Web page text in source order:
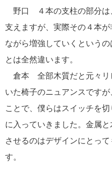
野口 ４本の支柱の部分は
支えますが、実際その４本
ながら増強していくという
とは全然違います。
倉本 全部木質だと元々リ
いた椅子のニュアンスです
ことで、僕らはスイッチを
に入っていきました。金属
させるのはデザインにとっ
す。